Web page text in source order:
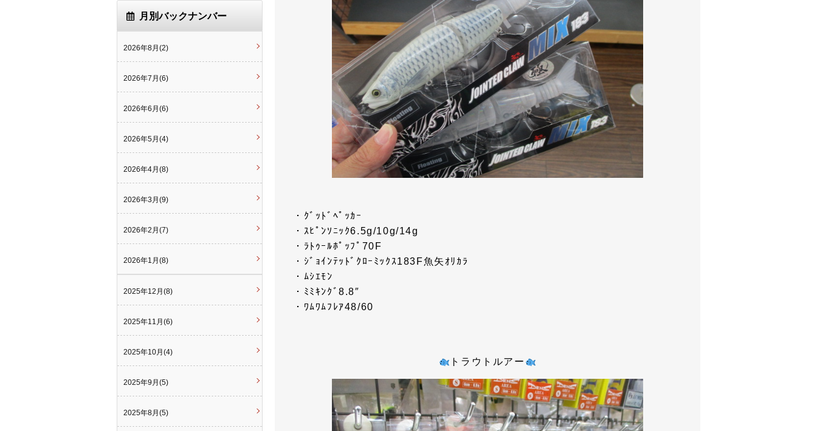
・ｸﾞｯﾄﾞﾍﾟｯｶｰ
・ｽﾋﾟﾝｿﾆｯｸ6.5g/10g/14g
・ﾗﾄｩｰﾙﾎﾟｯﾌﾟ70F
・ｼﾞｮｲﾝﾃｯﾄﾞｸﾛｰﾐｯｸｽ183F魚矢ｵﾘｶﾗ
・ﾑｼｴﾓﾝ
・ﾐﾐｷﾝｸﾞ8.8″
・ﾜﾑﾜﾑﾌﾚｱ48/60
トラウトルアー
月別バックナンバー
2026年8月(2)
2026年7月(6)
2026年6月(6)
2026年5月(4)
2026年4月(8)
2026年3月(9)
2026年2月(7)
2026年1月(8)
2025年12月(8)
2025年11月(6)
2025年10月(4)
2025年9月(5)
2025年8月(5)